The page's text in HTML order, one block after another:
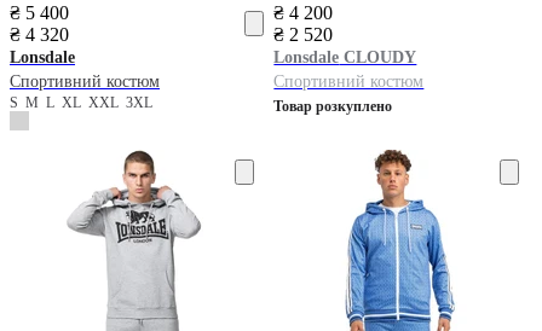
₴ 5 400
₴ 4 320
Lonsdale
Спортивний костюм
S M L XL XXL 3XL
₴ 4 200
₴ 2 520
Lonsdale CLOUDY
Спортивний костюм
Товар розкуплено